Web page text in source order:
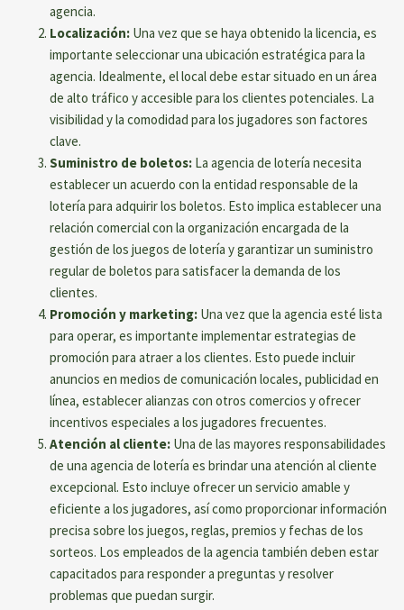
agencia.
Localización: Una vez que se haya obtenido la licencia, es
importante seleccionar una ubicación estratégica para la
agencia. Idealmente, el local debe estar situado en un área
de alto tráfico y accesible para los clientes potenciales. La
visibilidad y la comodidad para los jugadores son factores
clave.
Suministro de boletos: La agencia de lotería necesita
establecer un acuerdo con la entidad responsable de la
lotería para adquirir los boletos. Esto implica establecer una
relación comercial con la organización encargada de la
gestión de los juegos de lotería y garantizar un suministro
regular de boletos para satisfacer la demanda de los
clientes.
Promoción y marketing: Una vez que la agencia esté lista
para operar, es importante implementar estrategias de
promoción para atraer a los clientes. Esto puede incluir
anuncios en medios de comunicación locales, publicidad en
línea, establecer alianzas con otros comercios y ofrecer
incentivos especiales a los jugadores frecuentes.
Atención al cliente: Una de las mayores responsabilidades
de una agencia de lotería es brindar una atención al cliente
excepcional. Esto incluye ofrecer un servicio amable y
eficiente a los jugadores, así como proporcionar información
precisa sobre los juegos, reglas, premios y fechas de los
sorteos. Los empleados de la agencia también deben estar
capacitados para responder a preguntas y resolver
problemas que puedan surgir.